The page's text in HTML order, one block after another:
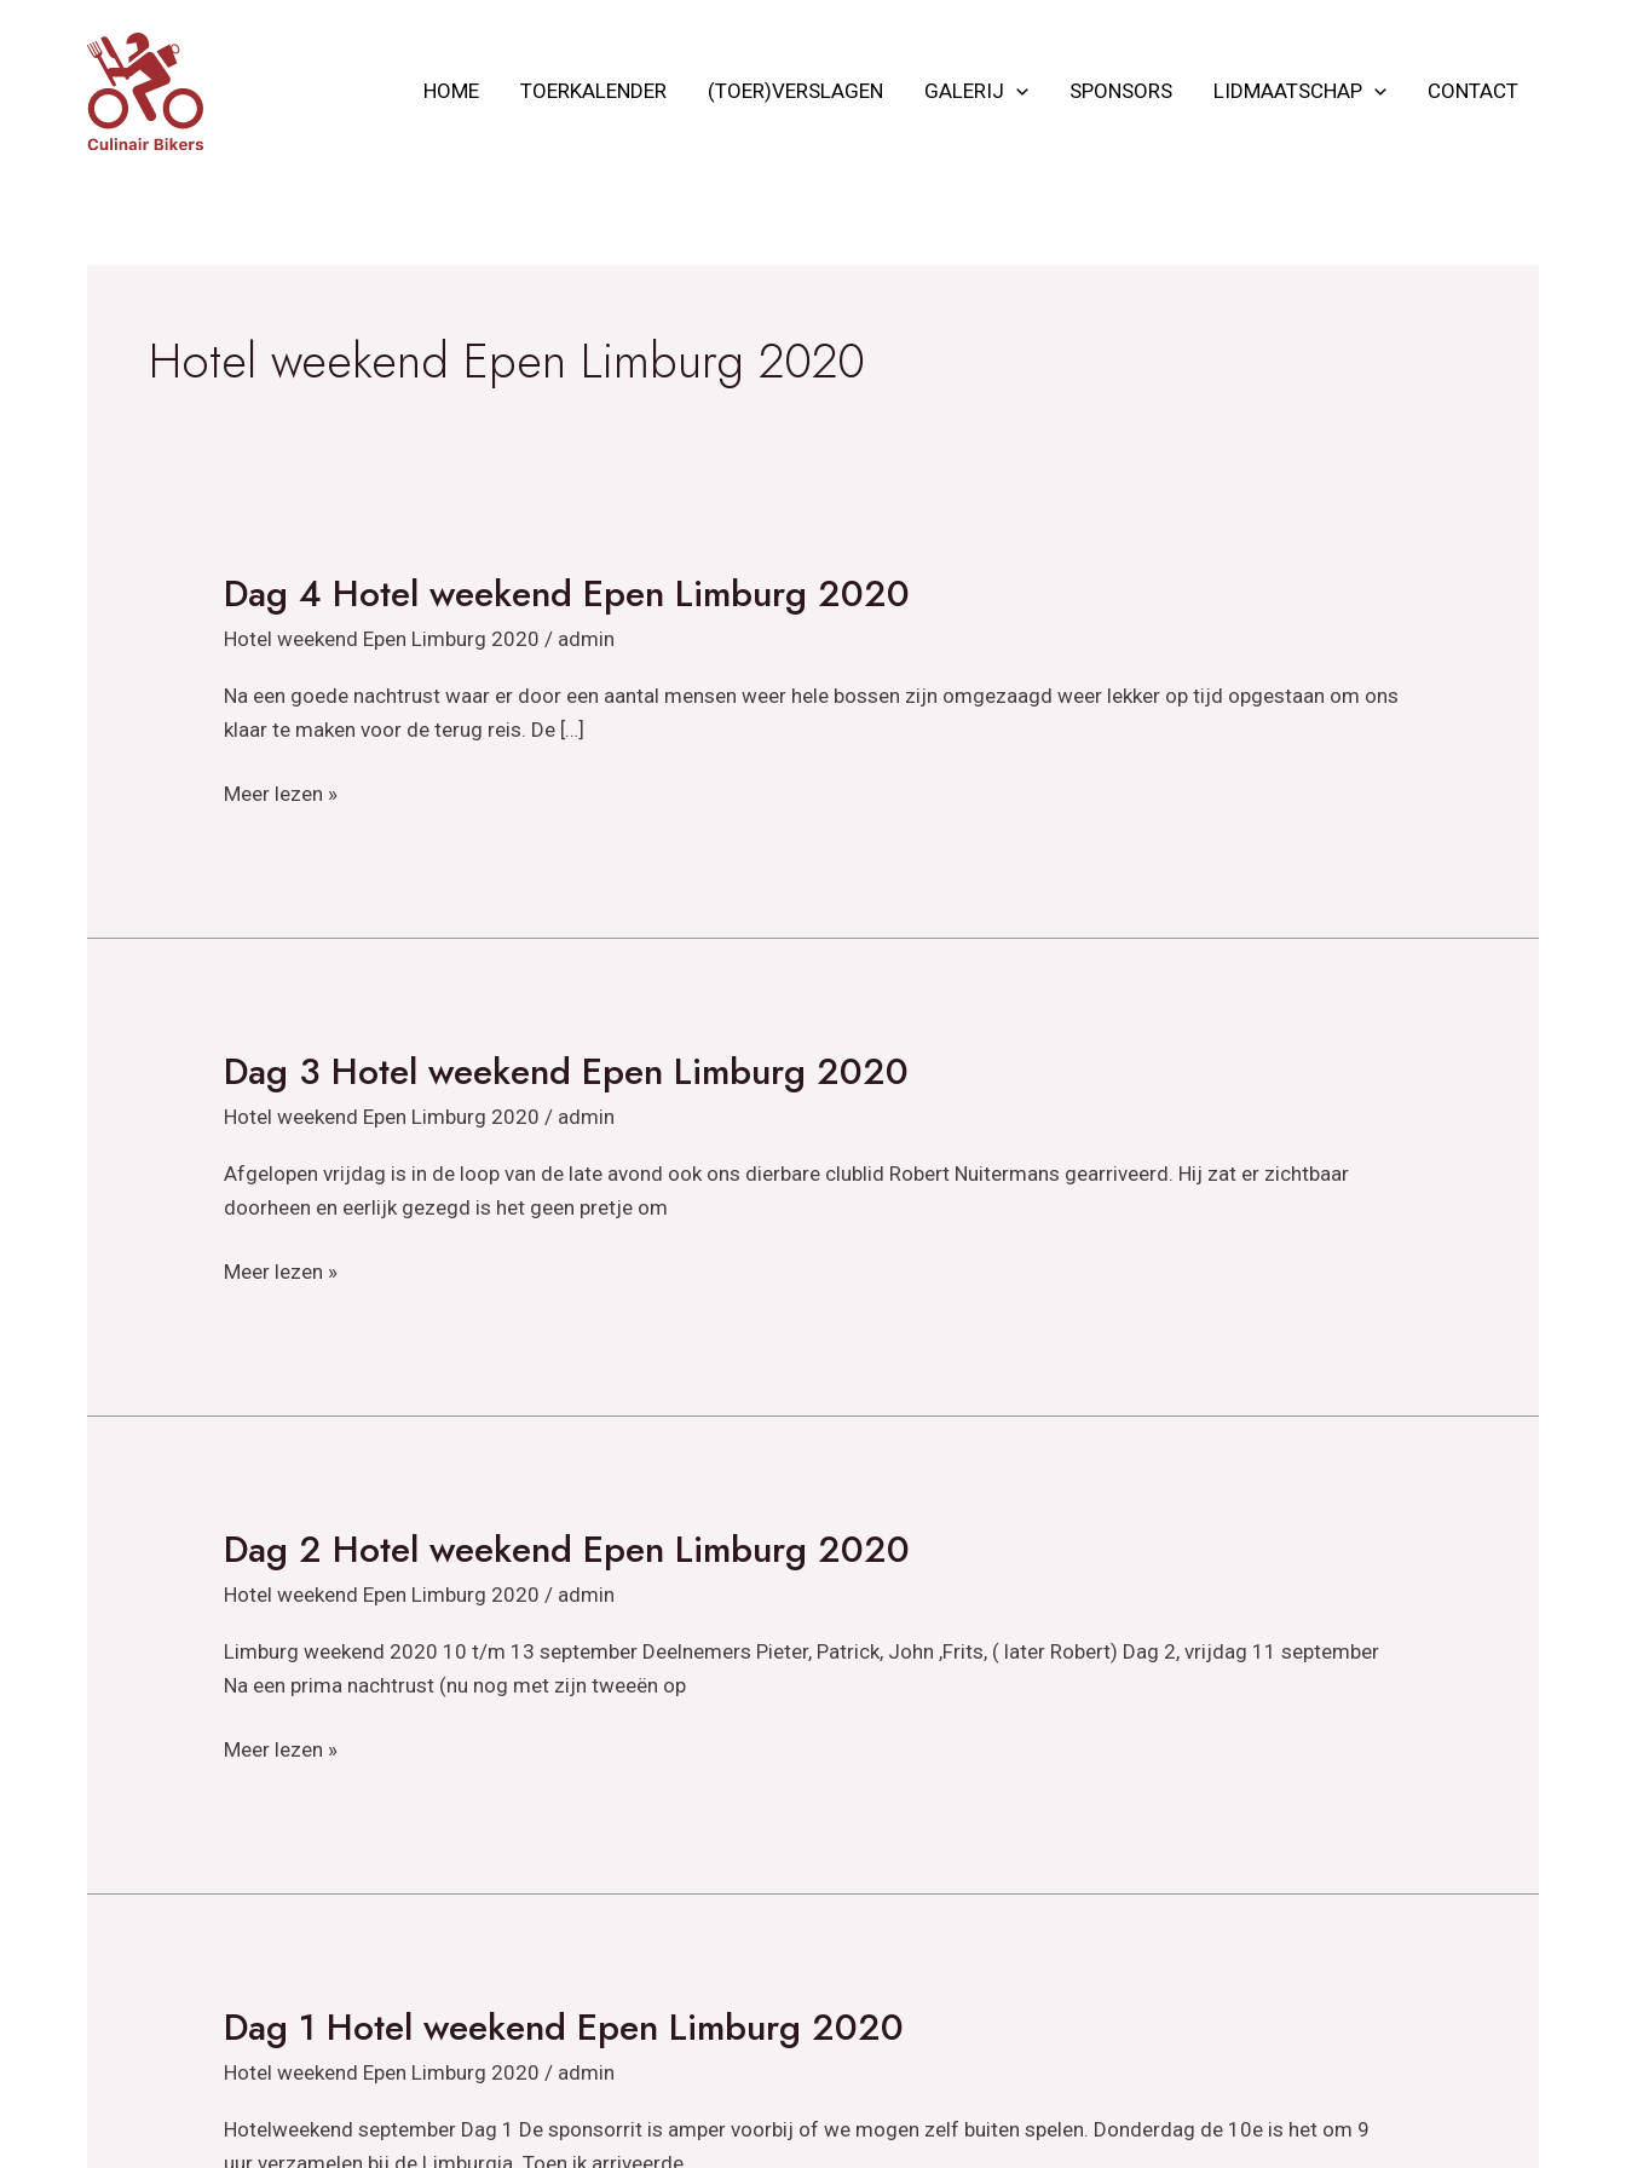
HOME TOERKALENDER (TOER)VERSLAGEN GALERIJ SPONSORS LIDMAATSCHAP CONTACT
Hotel weekend Epen Limburg 2020
Dag 4 Hotel weekend Epen Limburg 2020
Hotel weekend Epen Limburg 2020 / admin
Na een goede nachtrust waar er door een aantal mensen weer hele bossen zijn omgezaagd weer lekker op tijd opgestaan om ons
klaar te maken voor de terug reis. De […]
Dag
Hotel
weekend
Epen
2020
Meer lezen »
Dag 3 Hotel weekend Epen Limburg 2020
Hotel weekend Epen Limburg 2020 / admin
Afgelopen vrijdag is in de loop van de late avond ook ons dierbare clublid Robert Nuitermans gearriveerd. Hij zat er zichtbaar
doorheen en eerlijk gezegd is het geen pretje om
Dag
Hotel
weekend
Epen
2020
Meer lezen »
Dag 2 Hotel weekend Epen Limburg 2020
Hotel weekend Epen Limburg 2020 / admin
Limburg weekend 2020 10 t/m 13 september Deelnemers Pieter, Patrick, John ,Frits, ( later Robert) Dag 2, vrijdag 11 september
Na een prima nachtrust (nu nog met zijn tweeën op
Dag
Hotel
weekend
Epen
2020
Meer lezen »
Dag 1 Hotel weekend Epen Limburg 2020
Hotel weekend Epen Limburg 2020 / admin
Hotelweekend september Dag 1 De sponsorrit is amper voorbij of we mogen zelf buiten spelen. Donderdag de 10e is het om 9
uur verzamelen bij de Limburgia. Toen ik arriveerde
Dag
Hotel
weekend
Epen